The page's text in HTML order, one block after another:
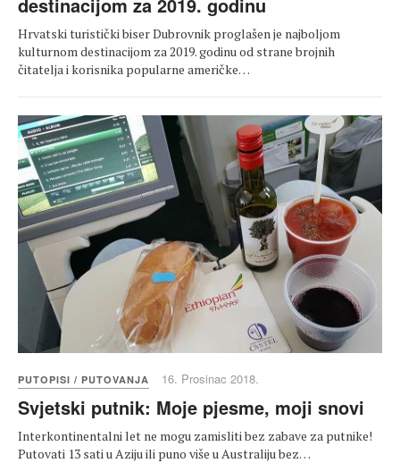
destinacijom za 2019. godinu
Hrvatski turistički biser Dubrovnik proglašen je najboljom
kulturnom destinacijom za 2019. godinu od strane brojnih
čitatelja i korisnika popularne američke…
PUTOPISI / PUTOVANJA 16. Prosinac 2018.
Svjetski putnik: Moje pjesme, moji snovi
Interkontinentalni let ne mogu zamisliti bez zabave za putnike!
Putovati 13 sati u Aziju ili puno više u Australiju bez…